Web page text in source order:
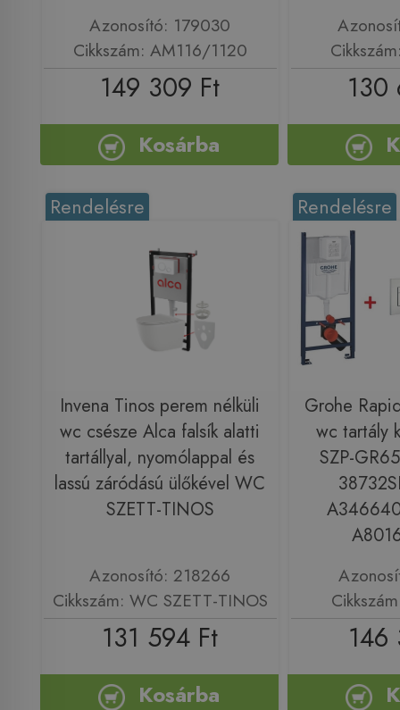
Azonosító: 179030
Cikkszám: AM116/1120
149 309 Ft
Kosárba
130
Rendelésre
Invena Tinos perem nélküli
wc csésze Alca falsík alatti
tartállyal, nyomólappal és
lassú záródású ülőkével WC
SZETT-TINOS
Azonosító: 218266
Cikkszám: WC SZETT-TINOS
131 594 Ft
Kosárba
Rendelésre
Grohe
wc tartály
SZP-
146